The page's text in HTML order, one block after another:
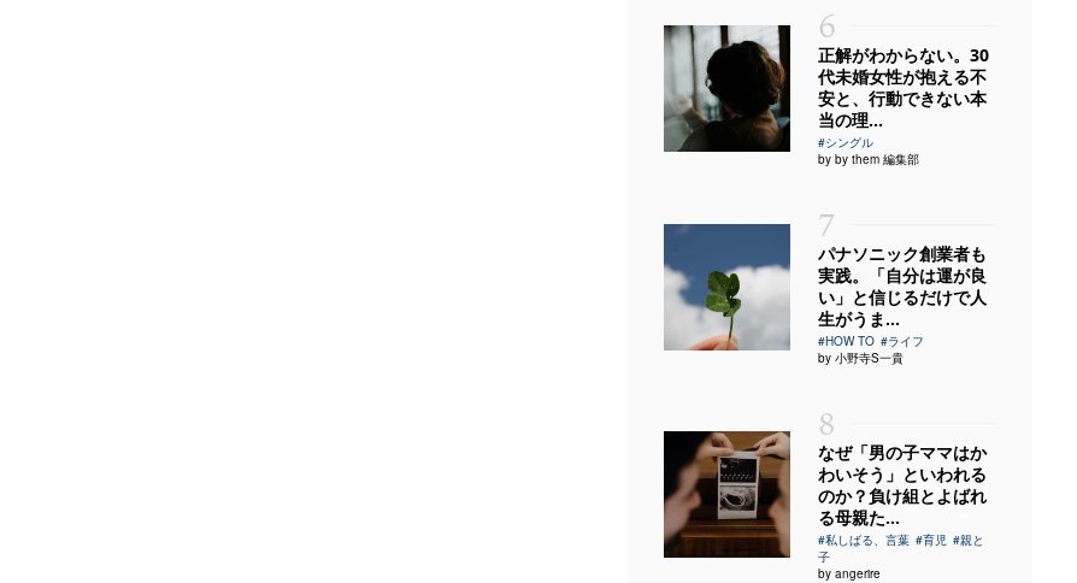
6
正解がわからない。30
代未婚女性が抱える不
安と、行動できない本
当の理...
#シングル
by by them 編集部
7
パナソニック創業者も
実践。「自分は運が良
い」と信じるだけで人
生がうま...
#HOW TO #ライフ
by 小野寺S一貴
8
なぜ「男の子ママはか
わいそう」といわれる
のか？負け組とよばれ
る母親た...
#私しばる、言葉 #育児 #親と
子
by angerire